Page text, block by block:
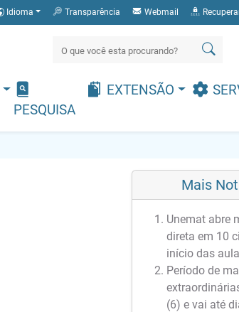
Idioma Transparência Webmail
PESQUISA
EXTENSÃO
Mais
Unemat abre
direta em 10
início das
Período de
(6) e vai até